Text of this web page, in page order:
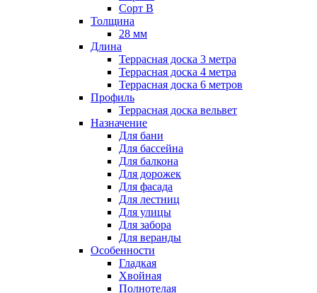
Сорт В
Толщина
28 мм
Длина
Террасная доска 3 метра
Террасная доска 4 метра
Террасная доска 6 метров
Профиль
Террасная доска вельвет
Назначение
Для бани
Для бассейна
Для балкона
Для дорожек
Для фасада
Для лестниц
Для улицы
Для забора
Для веранды
Особенности
Гладкая
Хвойная
Полнотелая